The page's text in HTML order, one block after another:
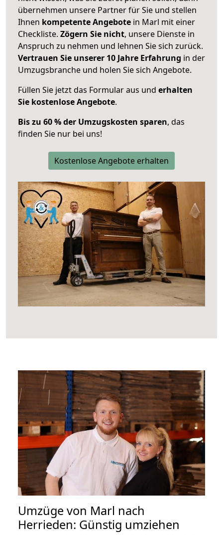
übernehmen unsere Partner für Sie und stellen
Ihnen kompetente Angebote in Marl mit einer
Checkliste. Zögern Sie nicht, unsere Dienste in
Anspruch zu nehmen und lehnen Sie sich zurück.
Vertrauen Sie unserer 10 Jahre Erfahrung in der
Umzugsbranche und holen Sie sich Angebote.
Füllen Sie jetzt das Formular aus und erhalten
Sie kostenlose Angebote.
Bis zu 60 % der Umzugskosten sparen, das
finden Sie nur bei uns!
Kostenlose Angebote erhalten
Umzüge von Marl nach
Herrieden: Günstig umziehen